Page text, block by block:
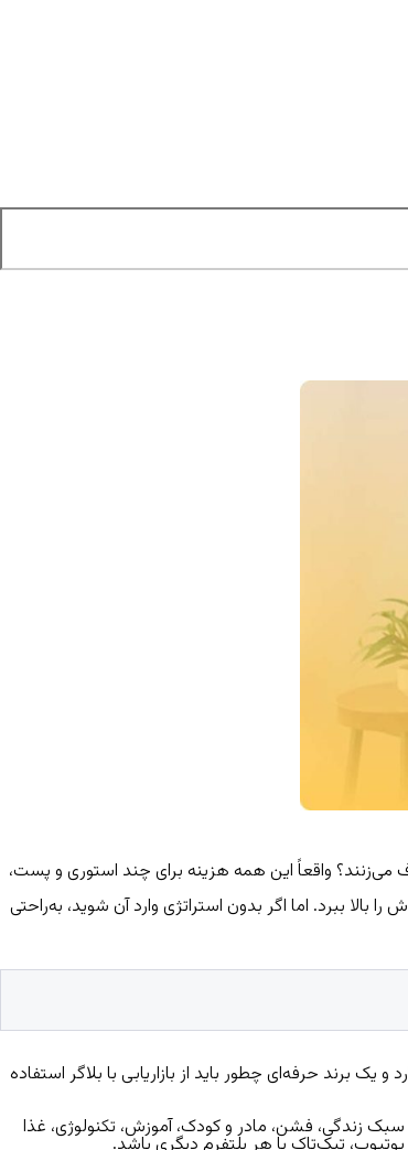
حرف می‌زنند؟ واقعاً این همه هزینه برای چند استوری و پست،
بالا ببرد. اما اگر بدون استراتژی وارد آن شوید، به‌راحتی
برند حرفه‌ای چطور باید از بازاریابی با بلاگر استفاده
زندگی، فشن، مادر و کودک، آموزش، تکنولوژی، غذا